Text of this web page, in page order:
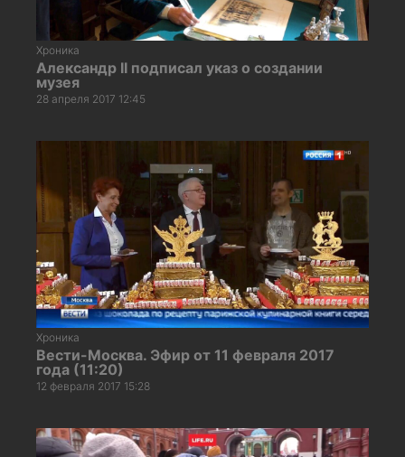
Хроника
Александр II подписал указ о создании
музея
28 апреля 2017 12:45
Хроника
Вести-Москва. Эфир от 11 февраля 2017
года (11:20)
12 февраля 2017 15:28